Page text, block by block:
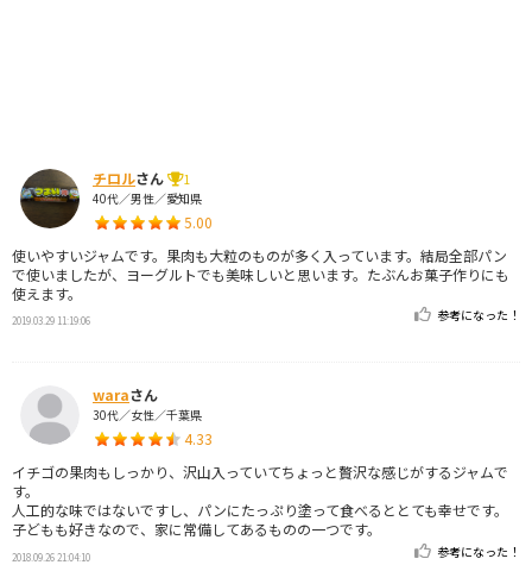
チロルさん
1
40代／男性／愛知県
5.00
使いやすいジャムです。果肉も大粒のものが多く入っています。結局全部パン
で使いましたが、ヨーグルトでも美味しいと思います。たぶんお菓子作りにも
使えます。
2019.03.29 11:19:06 参考になった！
waraさん
30代／女性／千葉県
4.33
イチゴの果肉もしっかり、沢山入っていてちょっと贅沢な感じがするジャムで
す。
人工的な味ではないですし、パンにたっぷり塗って食べるととても幸せです。
子どもも好きなので、家に常備してあるものの一つです。
2018.09.26 21:04:10 参考になった！